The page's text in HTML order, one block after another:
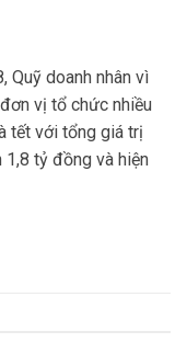
doanh nhân vì
vị tổ chức nhiều
tết với tổng giá trị
tỷ đồng và hiện